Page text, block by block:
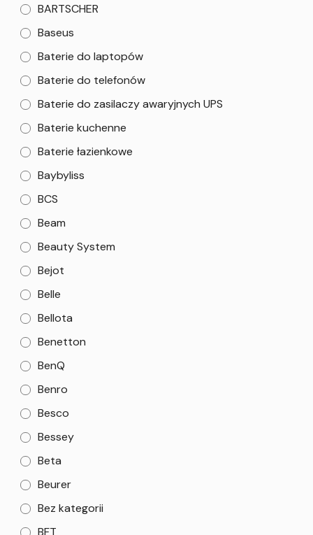
BARTSCHER
Baseus
Baterie do laptopów
Baterie do telefonów
Baterie do zasilaczy awaryjnych UPS
Baterie kuchenne
Baterie łazienkowe
Baybyliss
BCS
Beam
Beauty System
Bejot
Belle
Bellota
Benetton
BenQ
Benro
Besco
Bessey
Beta
Beurer
Bez kategorii
BFT